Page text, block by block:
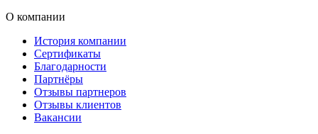
О компании
История компании
Сертификаты
Благодарности
Партнёры
Отзывы партнеров
Отзывы клиентов
Вакансии